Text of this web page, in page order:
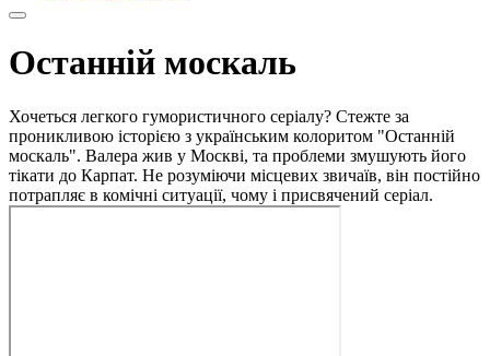
Останній москаль
Хочеться легкого гумористичного серіалу? Стежте за
проникливою історією з українським колоритом "Останній
москаль". Валера жив у Москві, та проблеми змушують його
тікати до Карпат. Не розуміючи місцевих звичаїв, він постійно
потрапляє в комічні ситуації, чому і присвячений серіал.